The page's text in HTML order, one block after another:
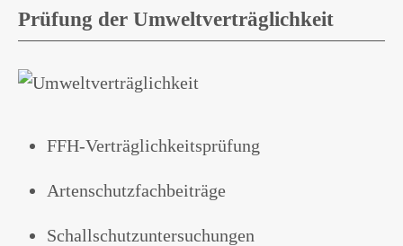
Prüfung der Umweltverträglichkeit
FFH-Verträglichkeitsprüfung
Artenschutzfachbeiträge
Schallschutzuntersuchungen